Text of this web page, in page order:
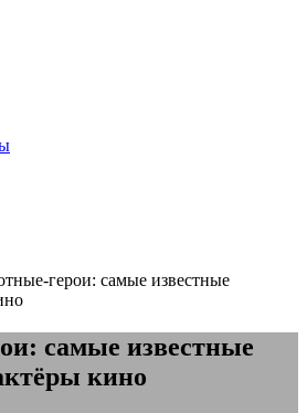
герои: самые известные
самые известные
кино